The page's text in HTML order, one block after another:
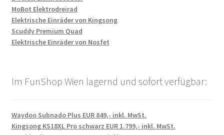
MoBot Elektrodreirad
Elektrische Einräder von Kingsong
Scuddy Premium Quad
Elektrische Einräder von Nosfet
Im FunShop Wien lagernd und sofort verfügbar:
Waydoo Subnado Plus EUR 849,- inkl. MwSt.
Kingsong KS18XL Pro schwarz EUR 1.799,- inkl. MwSt.